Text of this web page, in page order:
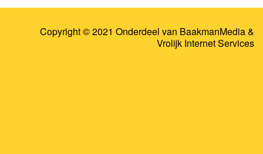
Copyright © 2021 Onderdeel van BaakmanMedia&
Vrolijk Internet Services